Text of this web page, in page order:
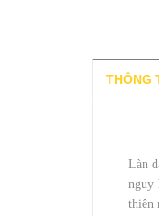
THÔNG
Làn
nguy
thiên